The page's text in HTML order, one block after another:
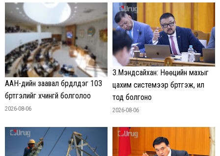
ААН-үүдийн заавал бүрдүүлдэг 103
бүртгэлийг хүчингүй болголоо
2026-08-06
З.Мэндсайхан: Нөөцийн махыг
цахим системээр бүртгэж, ил
тод болгоно
2026-08-06